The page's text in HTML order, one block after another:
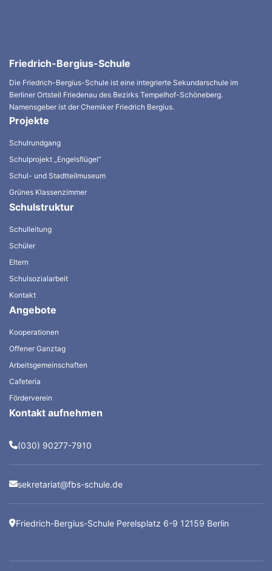
Friedrich-Bergius-Schule
Die Friedrich-Bergius-Schule ist eine integrierte Sekundarschule im
Berliner Ortsteil Friedenau des Bezirks Tempelhof-Schöneberg.
Namensgeber ist der Chemiker Friedrich Bergius.
Projekte
Schulrundgang
Schulprojekt „Engelsflügel“
Schul- und Stadtteilmuseum
Grünes Klassenzimmer
Schulstruktur
Schulleitung
Schüler
Eltern
Schulsozialarbeit
Kontakt
Angebote
Kooperationen
Offener Ganztag
Arbeitsgemeinschaften
Cafeteria
Förderverein
Kontakt aufnehmen
(030) 90277-7910
sekretariat@fbs-schule.de
Friedrich-Bergius-Schule Perelsplatz 6-9 12159 Berlin